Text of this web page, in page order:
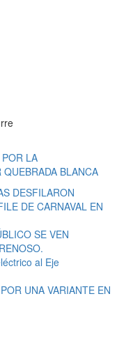
LA
BLANCA
DESFILARON
DE CARNAVAL EN
SE VEN
al Eje
UNA VARIANTE EN